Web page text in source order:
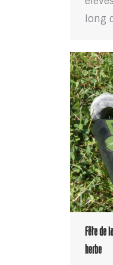
long
Fête de
herbe